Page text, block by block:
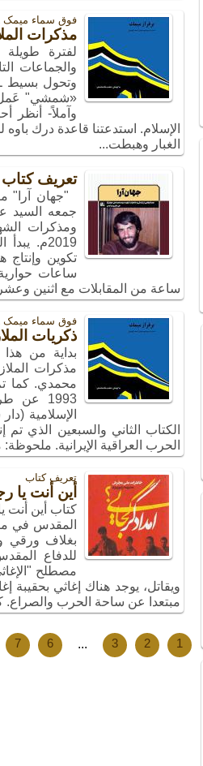
فوق سماء میمک ـ
مذكرات
لفترة طويلة
والجماعات
وتحول بسيط
«شمشي" عَمل
وآملاً- أنظر
الإسلام. استدعتنا قاعدة درك
الغبار وهبطت...
تعريف كتاب
"جهان آرا"
جمعه السيد
ومذكرات
2019م.
تكوين
ساعات
ساعة من المقابلات مع اثنين
فوق سماء میمک ـ
ذكريات
بداية من
مذكرات
محمدي. كما
1993
الإسلامية
الكتاب الثاني والسبعين الذي
الحرب العراقية الإيرانية. ملحوظة:
تعریف کتاب
أين أنت يا
كتاب أين أنت
مصطلح
ويقاتل، يوجد هناك إغاثي
مبتعدا عن ساحة الحرب والصراع.
1
2
3
...
6
7